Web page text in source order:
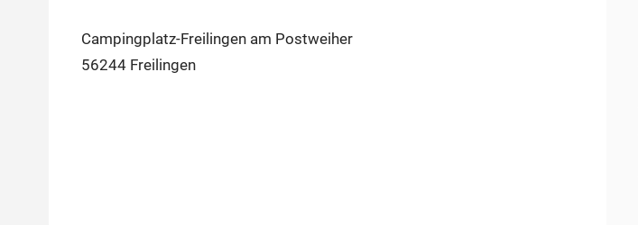
Campingplatz-Freilingen am Postweiher
56244 Freilingen